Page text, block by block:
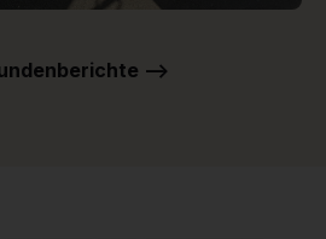
-->